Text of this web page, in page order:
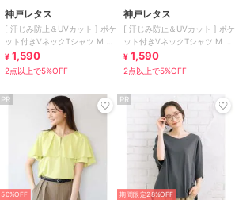
神戸レタス
[ 汗じみ防止＆UVカット ] ポケ
ット付きVネックTシャツ M L
XL [C7575]
¥ 1,590
2点以上で5%OFF
神戸レタス
[ 汗じみ防止＆UVカット ] ポケ
ット付きVネックTシャツ M L
XL [C7575]
¥ 1,590
2点以上で5%OFF
PR
50%OFF
PR
期間限定28%OFF